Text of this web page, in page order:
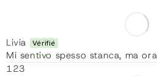
Livia
Mi sentivo spesso stanca, ma
123